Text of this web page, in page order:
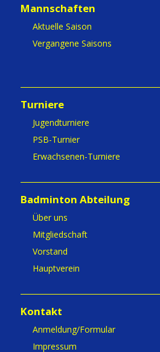
Mannschaften
Aktuelle Saison
Vergangene Saisons
Turniere
Jugendturniere
PSB-Turnier
Erwachsenen-Turniere
Badminton Abteilung
Über uns
Mitgliedschaft
Vorstand
Hauptverein
Kontakt
Anmeldung/Formular
Impressum